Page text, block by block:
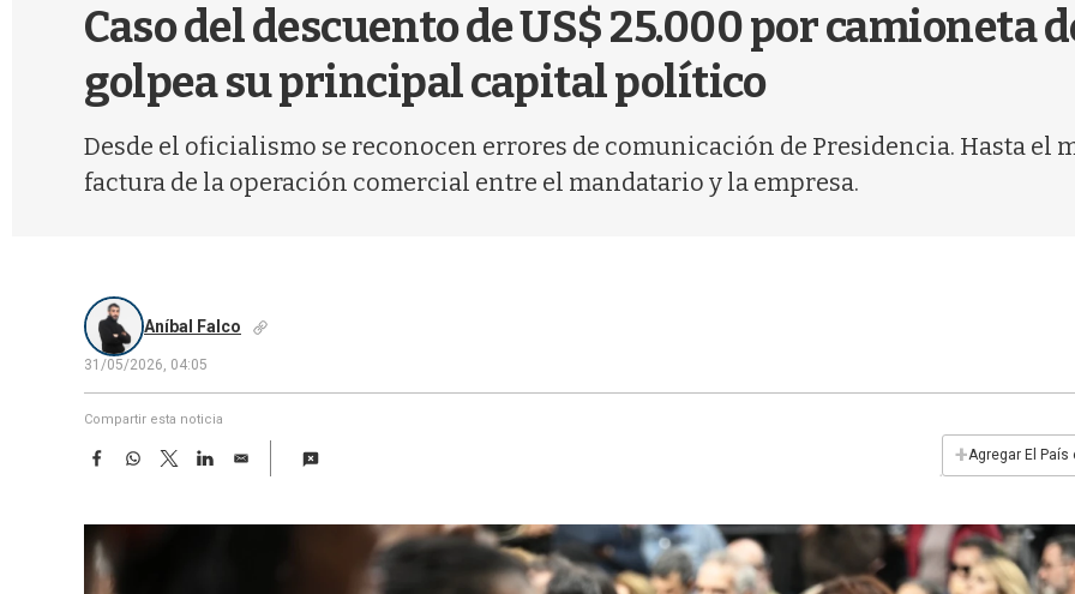
Caso del descuento de US$ 25.000 por camioneta
golpea su principal capital político
Desde el oficialismo se reconocen errores de comunicación de Presidencia. Hasta el
factura de la operación comercial entre el mandatario y la empresa.
Aníbal Falco
31/05/2026, 04:05
Compartir esta noticia
F
e
b
o
W
t
T
w
t
L
k
E
i
+Agregar El País